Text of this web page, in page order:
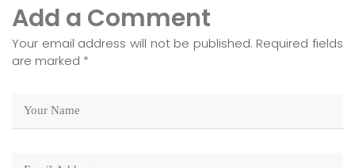
Add a Comment
Your email address will not be published. Required fields
are marked *